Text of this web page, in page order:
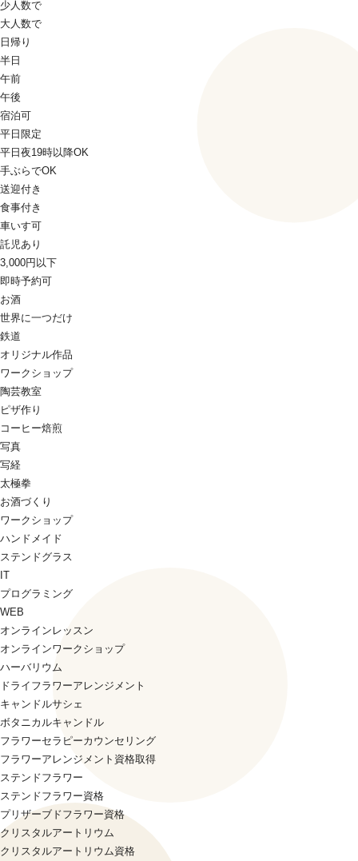
少人数で
大人数で
日帰り
半日
午前
午後
宿泊可
平日限定
平日夜19時以降OK
手ぶらでOK
送迎付き
食事付き
車いす可
託児あり
3,000円以下
即時予約可
お酒
世界に一つだけ
鉄道
オリジナル作品
ワークショップ
陶芸教室
ピザ作り
コーヒー焙煎
写真
写経
太極拳
お酒づくり
ワークショップ
ハンドメイド
ステンドグラス
IT
プログラミング
WEB
オンラインレッスン
オンラインワークショップ
ハーバリウム
ドライフラワーアレンジメント
キャンドルサシェ
ボタニカルキャンドル
フラワーセラピーカウンセリング
フラワーアレンジメント資格取得
ステンドフラワー
ステンドフラワー資格
プリザーブドフラワー資格
クリスタルアートリウム
クリスタルアートリウム資格